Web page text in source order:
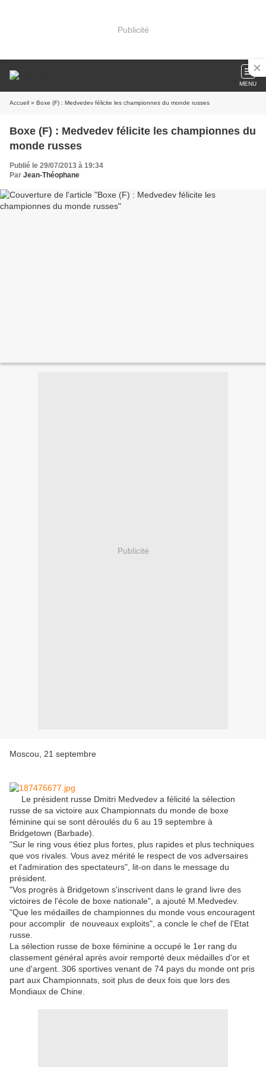
Publicité
MENU
Accueil » Boxe (F) : Medvedev félicite les championnes du monde russes
Boxe (F) : Medvedev félicite les championnes du
monde russes
Publié le 29/07/2013 à 19:34
Par Jean-Théophane
Publicité
Moscou, 21 septembre
Le président russe Dmitri Medvedev a félicité la sélection
russe de sa victoire aux Championnats du monde de boxe
féminine qui se sont déroulés du 6 au 19 septembre à
Bridgetown (Barbade).
"Sur le ring vous étiez plus fortes, plus rapides et plus techniques
que vos rivales. Vous avez mérité le respect de vos adversaires
et l'admiration des spectateurs", lit-on dans le message du
président.
"Vos progrès à Bridgetown s'inscrivent dans le grand livre des
victoires de l'école de boxe nationale", a ajouté M.Medvedev.
"Que les médailles de championnes du monde vous encouragent
pour accomplir de nouveaux exploits", a concle le chef de l'Etat
russe.
La sélection russe de boxe féminine a occupé le 1er rang du
classement général après avoir remporté deux médailles d'or et
une d'argent. 306 sportives venant de 74 pays du monde ont pris
part aux Championnats, soit plus de deux fois que lors des
Mondiaux de Chine.